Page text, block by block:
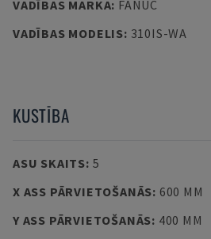
VADĪBAS MARKA: FANUC
VADĪBAS MODELIS: 310IS-WA
KUSTĪBA
ASU SKAITS: 5
X ASS PĀRVIETOŠANĀS: 600 MM
Y ASS PĀRVIETOŠANĀS: 400 MM